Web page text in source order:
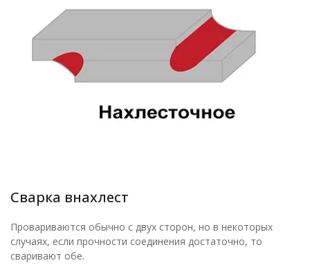
Сварка внахлест
Провариваются обычно с двух сторон, но в некоторых
случаях, если прочности соединения достаточно, то
сваривают обе.